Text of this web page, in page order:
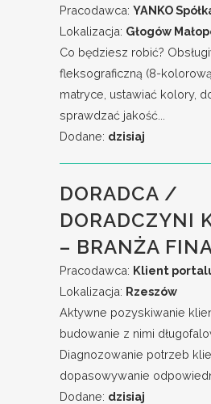
Pracodawca: YANKO
Lokalizacja: Głogów
Co będziesz robić?
fleksograficzną (8-
matryce, ustawiać kolory,
sprawdzać jakość...
Dodane: dzisiaj
DORADCA /
DORADCZYNI
– BRANŻA
Pracodawca: Klient
Lokalizacja: Rzeszów
Aktywne pozyskiwanie
budowanie z nimi
Diagnozowanie potrzeb
dopasowywanie
Dodane: dzisiaj